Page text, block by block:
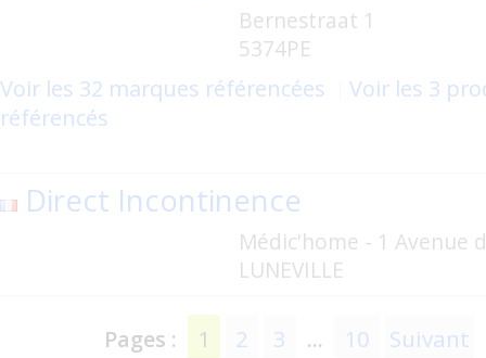
Bernestraat 1
5374PE
Voir les 32 marques référencées
Voir les 3
référencés
Direct Incontinence
Médic'home - 1 Avenue
LUNEVILLE
Pages : 1 2 3 ... 10 Suivant